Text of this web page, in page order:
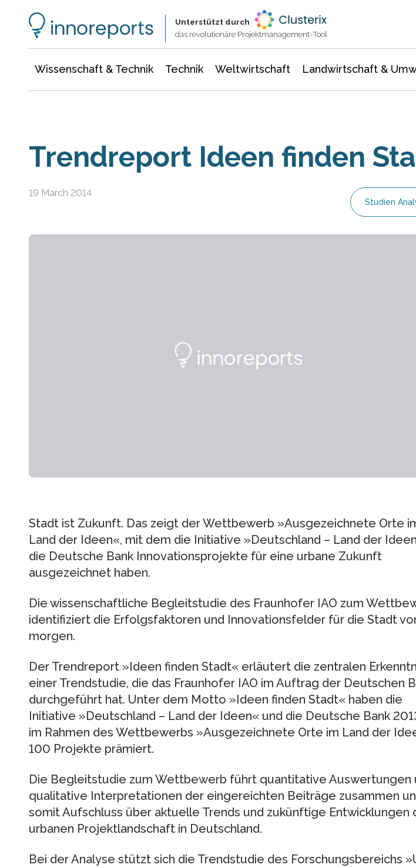
Unterstützt durch
das revolutionäre Projektmanagement-Tool
Wissenschaft & Technik Technik Weltwirtschaft Landwirtschaft &
Trendreport Ideen finden
19 March 2014
Studien
Stadt ist Zukunft. Das zeigt der Wettbewerb »Ausgezeichnete Orte
Land der Ideen«, mit dem die Initiative »Deutschland – Land der
die Deutsche Bank Innovationsprojekte für eine urbane Zukunft
ausgezeichnet haben.
Die wissenschaftliche Begleitstudie des Fraunhofer IAO zum
identifiziert die Erfolgsfaktoren und Innovationsfelder für die Stadt
morgen.
Der Trendreport »Ideen finden Stadt« erläutert die zentralen
einer Trendstudie, die das Fraunhofer IAO im Auftrag der Deutschen
durchgeführt hat. Unter dem Motto »Ideen finden Stadt« haben die
Initiative »Deutschland – Land der Ideen« und die Deutsche Bank
im Rahmen des Wettbewerbs »Ausgezeichnete Orte im Land der
100 Projekte prämiert.
Die Begleitstudie zum Wettbewerb führt quantitative Auswertungen
qualitative Interpretationen der eingereichten Beiträge zusammen
somit Aufschluss über aktuelle Trends und zukünftige Entwicklungen
urbanen Projektlandschaft in Deutschland.
Bei der Analyse stützt sich die Trendstudie des Forschungsbereichs